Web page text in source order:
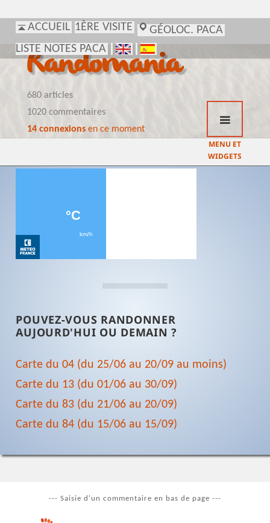
ACCUEIL 1ÈRE VISITE
GÉOLOC. PACA
LISTE NOTES PACA
Randomania
680 articles
1020 commentaires
14 connexionsen ce moment
MENU ET
WIDGETS
POUVEZ-VOUS RANDONNER
AUJOURD'HUI OU DEMAIN ?
Carte du 04 (du 25/06 au 20/09 au moins)
Carte du 13 (du 01/06 au 30/09)
Carte du 83 (du 21/06 au 20/09)
Carte du 84 (du 15/06 au 15/09)
--- Saisie d'un commentaire en bas de page ---